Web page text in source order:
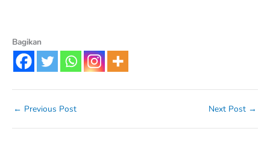
Bagikan
← Previous Post Next Post →